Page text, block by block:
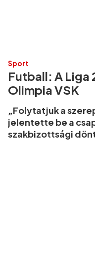
Sport
Futball: A Liga
Olimpia VSK
„Folytatjuk a
jelentette be a
szakbizottsági